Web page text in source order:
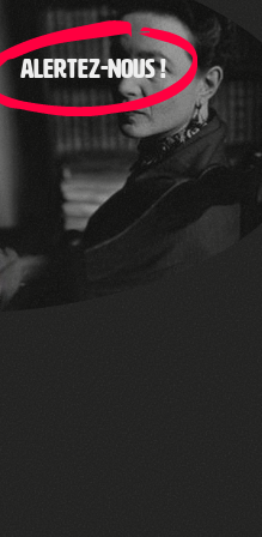
ALERTEZ-NOUS !